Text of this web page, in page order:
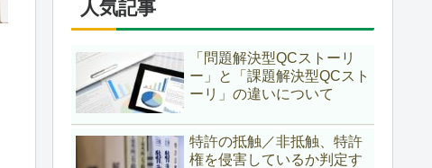
人気記事
「問題解決型QCストーリ
ー」と「課題解決型QCスト
ーリ」の違いについて
特許の抵触／非抵触、特許
権を侵害しているか判定す